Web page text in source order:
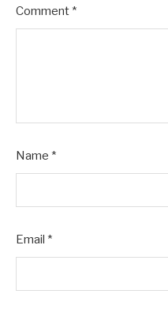
Comment *
Name *
Email *